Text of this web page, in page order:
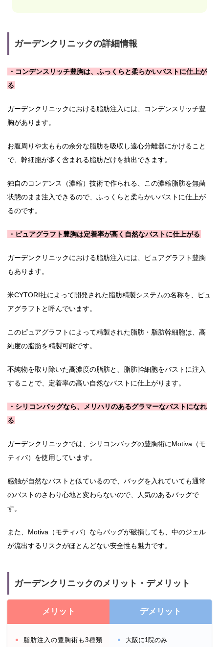
ガーデンクリニックの詳細情報
・コンデンスリッチ豊胸は、ふっくらと柔らかいバストに仕上が
る
ガーデンクリニックにおける脂肪注入には、コンデンスリッチ豊
胸があります。
お腹周りや太ももの余分な脂肪を吸収し遠心分離器にかけること
で、幹細胞が多く含まれる脂肪だけを抽出できます。
独自のコンデンス（濃縮）技術で作られる、この濃縮脂肪を無菌
状態のまま注入できるので、ふっくらと柔らかいバストに仕上が
るのです。
・ピュアグラフト豊胸は定着率が高く自然なバストに仕上がる
ガーデンクリニックにおける脂肪注入には、ピュアグラフト豊胸
もあります。
米CYTORI社によって開発された脂肪精製システムの名称を、ピュ
アグラフトと呼んでいます。
このピュアグラフトによって精製された脂肪・脂肪幹細胞は、高
純度の脂肪を精製可能です。
不純物を取り除いた高濃度の脂肪と、脂肪幹細胞をバストに注入
することで、定着率の高い自然なバストに仕上がります。
・シリコンバッグなら、メリハリのあるグラマーなバストになれ
る
ガーデンクリニックでは、シリコンバッグの豊胸術にMotiva（モ
ティバ）を使用しています。
感触が自然なバストと似ているので、バッグを入れていても通常
のバストのさわり心地と変わらないので、人気のあるバッグで
す。
また、Motiva（モティバ）ならバッグが破損しても、中のジェル
が流出するリスクがほとんどない安全性も魅力です。
ガーデンクリニックのメリット・デメリット
メリット
脂肪注入の豊胸術も3種類
デメリット
大阪に1院のみ